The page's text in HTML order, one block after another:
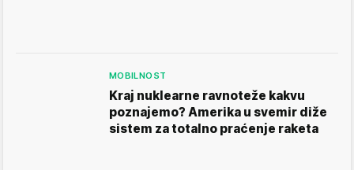
MOBILNOST
Kraj nuklearne ravnoteže kakvu
poznajemo? Amerika u svemir diže
sistem za totalno praćenje raketa